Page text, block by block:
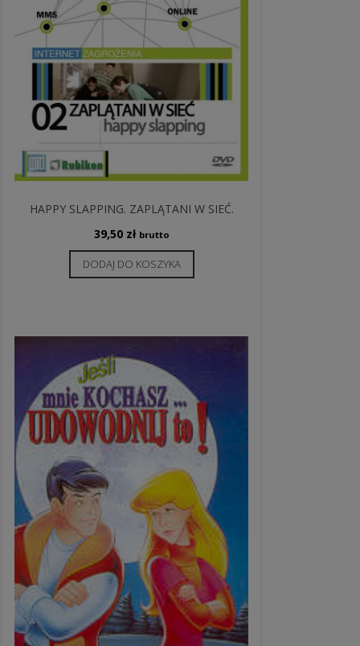
HAPPY SLAPPING. ZAPLĄTANI W SIEĆ.
39,50 zł brutto
DODAJ DO KOSZYKA